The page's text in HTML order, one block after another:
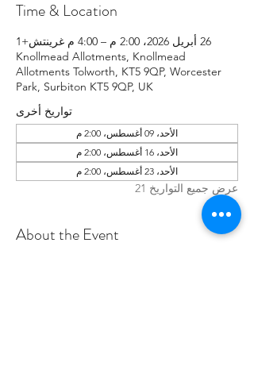
Time & Location
26 أبريل 2026، 2:00 م – 4:00 م غرينتش+1
Knollmead Allotments, Knollmead
Allotments Tolworth, KT5 9QP, Worcester
Park, Surbiton KT5 9QP, UK
تواريخ أخرى
الأحد، 09 أغسطس، 2:00 م
الأحد، 16 أغسطس، 2:00 م
الأحد، 23 أغسطس، 2:00 م
عرض جميع التواريخ 21
About the Event